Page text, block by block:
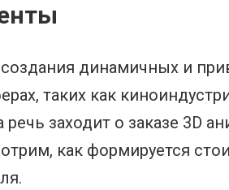
динамичных и
таких как
заходит о заказе 3D
как формируется